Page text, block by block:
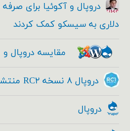
دلاری به سیسکو کمک کردند
مقایسه دروپال
دروپال ۸ نسخه RC۲ منتشر شد - Drupal ۸ RC۱
دروپال